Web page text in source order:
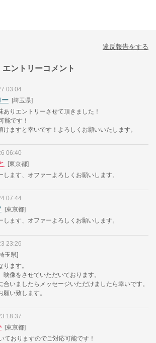
違反報告をする
ントリーコメント
03:04
ー [埼玉県]
ありエントリーさせて頂きました！
能です！
けますと幸いです！よろしくお願いいたします。
06:40
[東京都]
します、オファーよろしくお願いします。
07:44
[東京都]
します、オファーよろしくお願いします。
23:26
玉県]
ります。
映像をさせていただいております。
合いましたらメッセージいただけましたら幸いです。
願い致します。
18:37
[東京都]
ておりますのでご対応可能です！